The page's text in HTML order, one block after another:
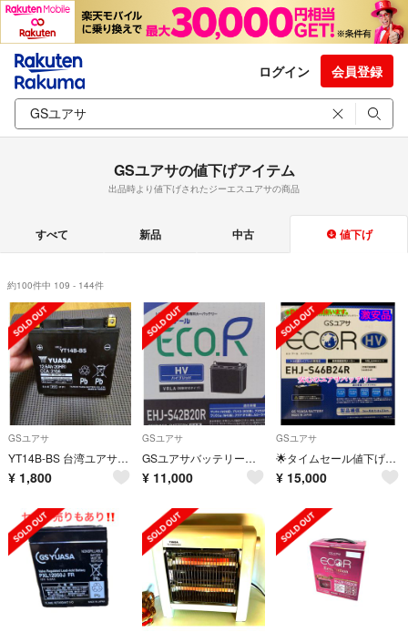
ログイン 会員登録
GSユアサの値下げアイテム
出品時より値下げされたジーエスユアサの商品
すべて 新品 中古 値下げ
約100件中 109 - 144件
GSユアサ
YT14B-BS 台湾ユアサバッテリー
¥ 1,800
GSユアサ
GSユアサバッテリー S42B20R
¥ 11,000
GSユアサ
🌟タイムセール値下げ🌟ジーエスユアサ｜EHJ S46B24R HV
¥ 15,000